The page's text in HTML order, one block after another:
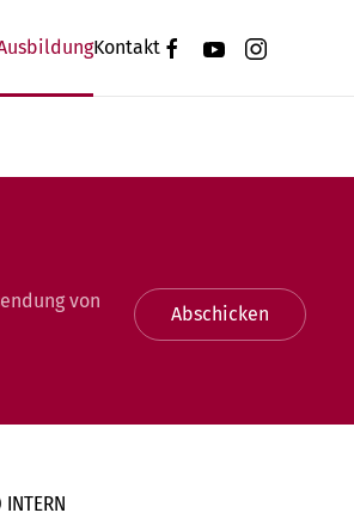
Kontakt
von
Abschicken
INTERN